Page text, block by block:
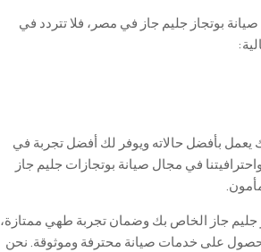
بوتجاز جليم جاز في مصر، فلا تتردد في
:
يعمل بأفضل حالاته ويوفر لك أفضل تجربة في
في مجال صيانة بوتجازات جليم جاز
.
جليم جاز الخاص بك وضمان تجربة طهي ممتازة،
للحصول على خدمات صيانة محترفة وموثوقة. نحن